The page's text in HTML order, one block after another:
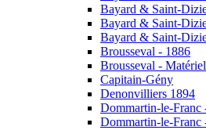
Bayard & Saint-
Bayard & Saint-
Bayard & Saint-
Brousseval - 1886
Brousseval -
Capitain-Gény
Denonvilliers 1894
Dommartin-le-Franc
Dommartin-le-Franc